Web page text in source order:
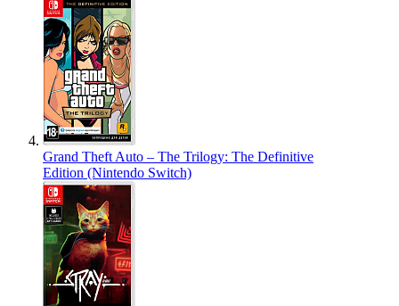
Grand Theft Auto – The Trilogy: The Definitive
Edition (Nintendo Switch)